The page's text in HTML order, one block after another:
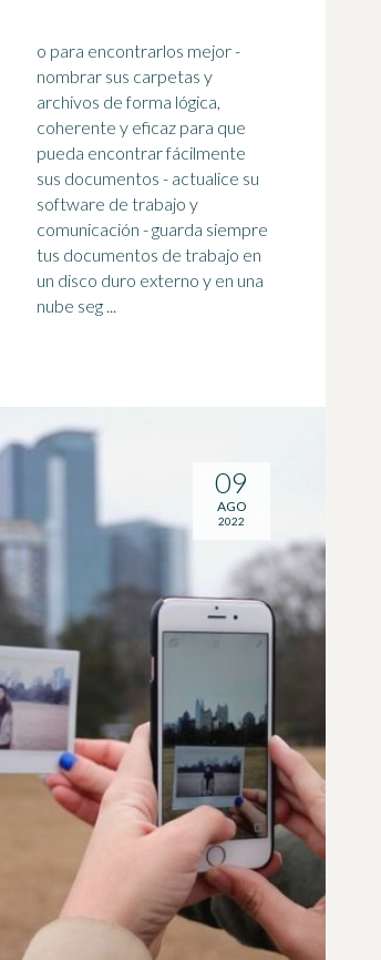
o para encontrarlos mejor -
nombrar sus carpetas y
archivos de forma lógica,
coherente y eficaz para que
pueda encontrar fácilmente
sus documentos - actualice su
software de trabajo y
comunicación - guarda siempre
tus documentos de trabajo en
un disco duro externo y en una
nube seg ...
09
AGO
2022